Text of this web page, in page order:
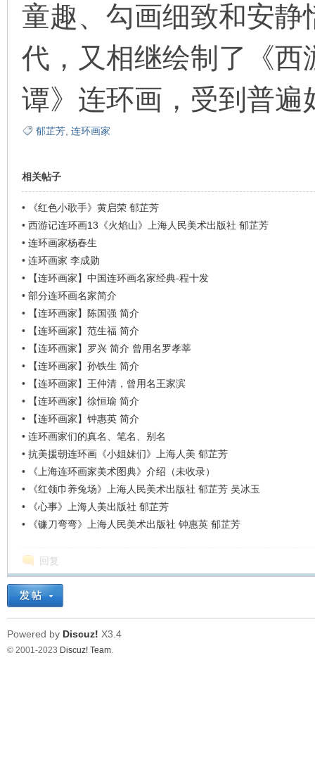
童趣、勾画细致和安
代，又相继绘制了《
谭》连环画，受到普遍
郁芷芳, 连环画家
相关帖子
•
《红色小歌手》黄启荣 郁芷芳
• 西游记连环画13《火焰山》上海人民美术出版社 郁芷芳
• 连环画家杨春生
• 连环画家 李成勋
•
【连环画家】中国连环画名家经典-程十发
• 部分连环画名家简介
•
【连环画家】陈国强 简介
•
【连环画家】范生福 简介
•
【连环画家】罗兴 简介 曾用名罗孝莘
•
【连环画家】孙铁生 简介
•
【连环画家】王仲清，曾用名王家滨
•
【连环画家】徐恒瑜 简介
•
【连环画家】钟惠英 简介
• 连环画家们的真名、笔名、别名
• 抗美援朝连环画《小姐妹们》上海人美 郁芷芳
•
《上海连环画家美术图典》介绍（未收录）
•
《红领巾养兔场》上海人民美术出版社 郁芷芳 吴冰玉
•
《心事》上海人美出版社 郁芷芳
•
《镰刀弯弯》上海人民美术出版社 钟惠英 郁芷芳
回复
Powered by Discuz! X3.4
© 2001-2023 Discuz! Team.